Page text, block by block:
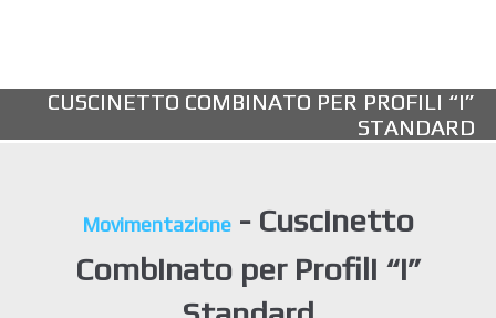
Eventi
Contatti
CUSCINETTO COMBINATO PER PROFILI “I”
STANDARD
Movimentazione - Cuscinetto
Combinato per Profili “I”